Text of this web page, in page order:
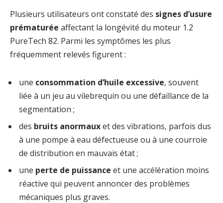
Plusieurs utilisateurs ont constaté des signes d’usure
prématurée affectant la longévité du moteur 1.2
PureTech 82. Parmi les symptômes les plus
fréquemment relevés figurent :
une consommation d’huile excessive, souvent
liée à un jeu au vilebrequin ou une défaillance de la
segmentation ;
des bruits anormauxet des vibrations, parfois dus
à une pompe à eau défectueuse ou à une courroie
de distribution en mauvais état ;
une perte de puissance et une accélération moins
réactive qui peuvent annoncer des problèmes
mécaniques plus graves.